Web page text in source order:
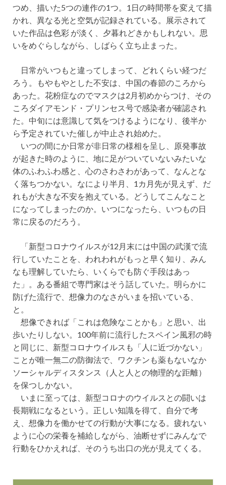
つめ、描いた5つの連作の1つ。1日の時間帯を変えて描
かれ、異なる光と空気が記録されている。展示されて
いた作品は色彩 が淡く、夕暮れどきかもしれない。思
いをめぐらしながら、しばらく立ち止まった。
日常がいつもと違ってしまって、どれくらい経つだ
ろう。もやもやとした不安は、中国の春節のころから
あった。花粉症なのでマスクは2月初めからつけ、その
ころダイアモンド・プリンセス号で感染者が確認され
た。中旬には意識して気をつけるようになり、後半か
ら予定されていた催しが中止され始めた。
いつの間にか日常が非日常の様相を呈し、原発事故
が起きた時のように、地に足がついていないみたいな
体のふわふわ感と、心のさわさわがあって、なんとな
く落ちつかない。なにより半月、1カ月先が見えず、だ
れもが大きな不安を抱えている。どうしてこんなこと
になってしまったのか。いつになったら、いつもの日
常に戻るのだろう。
「新型コロナウイルスが12月末には中国の武漢で流
行していたことを、われわれがもっと早く知り、みん
なも理解していたら、いくらでも防ぐ手段はあっ
た」。ある番組で専門家はそう話していた。明らかに
防げた流行で、想像力のなさがいまを招いている、
と。
想像できれば「これは危険なことかも」と思い、出
歩いたりしない。100年前に流行したスペイン風邪の時
と同じに、新型コロナウイルスも「人に近づかない」
ことが唯一無二の防御法で、ワクチンも薬もないなか
ソーシャルディスタンス（人と人との物理的な距離）
を保つしかない。
いまに至っては、新型コロナのウイルスとの闘いは
長期戦になるという。正しい知識を得て、自分で考
え、想像力を働かせての行動が大事になる。疲れない
ように心の栄養を補給しながら、油断せずにみんなで
行動をひかえれば、そのうち出口の光が見えてくる。